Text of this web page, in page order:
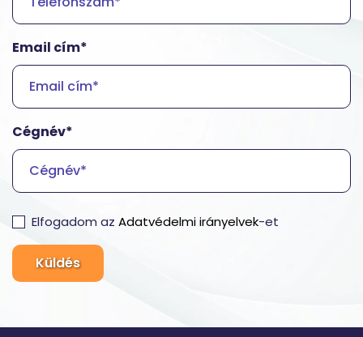
Email cím*
Cégnév*
Elfogadom az Adatvédelmi irányelvek-et
Küldés